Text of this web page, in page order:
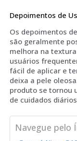
Depoimentos de
Os depoimentos
são geralmente
melhora na
usuários
fácil de aplicar e
deixa a pele
produto se tornou
de cuidados
Navegue pelo